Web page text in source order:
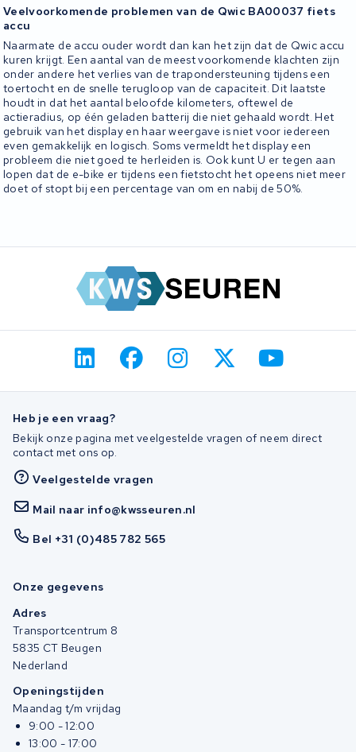
Veelvoorkomende problemen van de Qwic BA00037 fiets
accu
Naarmate de accu ouder wordt dan kan het zijn dat de Qwic accu
kuren krijgt. Een aantal van de meest voorkomende klachten zijn
onder andere het verlies van de trapondersteuning tijdens een
toertocht en de snelle terugloop van de capaciteit. Dit laatste
houdt in dat het aantal beloofde kilometers, oftewel de
actieradius, op één geladen batterij die niet gehaald wordt. Het
gebruik van het display en haar weergave is niet voor iedereen
even gemakkelijk en logisch. Soms vermeldt het display een
probleem die niet goed te herleiden is. Ook kunt U er tegen aan
lopen dat de e-bike er tijdens een fietstocht het opeens niet meer
doet of stopt bij een percentage van om en nabij de 50%.
Heb je een vraag?
Bekijk onze pagina met veelgestelde vragen of neem direct
contact met ons op.
Veelgestelde vragen
Mail naar info@kwsseuren.nl
Bel +31 (0)485 782 565
Onze gegevens
Adres
Transportcentrum 8
5835 CT Beugen
Nederland
Openingstijden
Maandag t/m vrijdag
9:00 - 12:00
13:00 - 17:00